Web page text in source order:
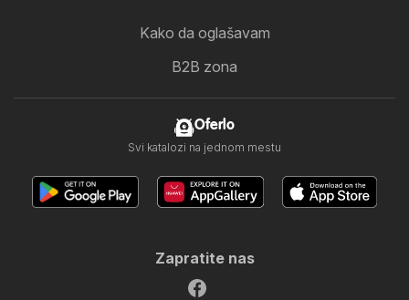
Kako da oglašavam
B2B zona
Oferlo
Svi katalozi na jednom mestu
Zapratite nas